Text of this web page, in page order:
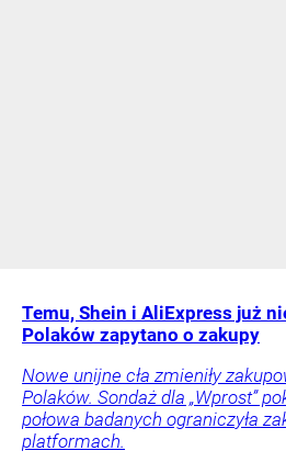
Temu, Shein i AliExpress już
Polaków zapytano o zakupy
Nowe unijne cła zmieniły
Polaków. Sondaż dla „Wprost”
połowa badanych ograniczyła
platformach.